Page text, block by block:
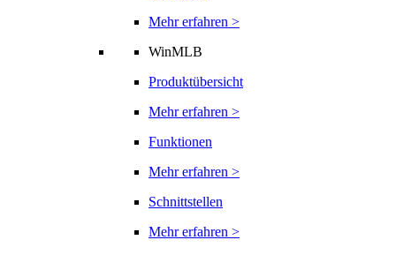
Mehr erfahren >
WinMLB
Produktübersicht
Mehr erfahren >
Funktionen
Mehr erfahren >
Schnittstellen
Mehr erfahren >